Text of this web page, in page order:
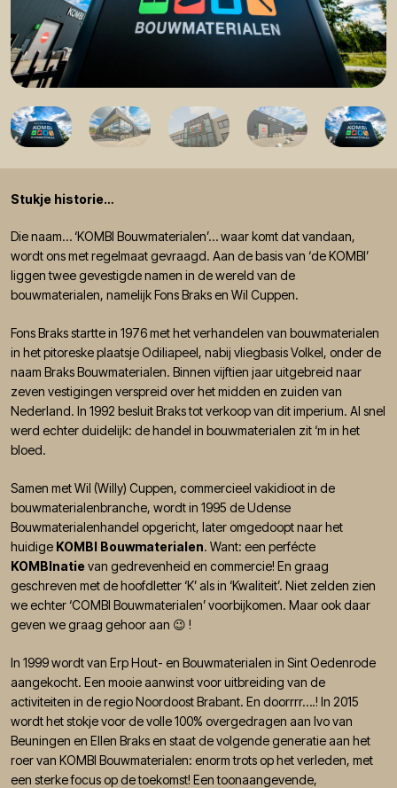
Stukje historie…
Die naam… ‘KOMBI Bouwmaterialen’… waar komt dat vandaan,
wordt ons met regelmaat gevraagd. Aan de basis van ‘de KOMBI’
liggen twee gevestigde namen in de wereld van de
bouwmaterialen, namelijk Fons Braks en Wil Cuppen.
Fons Braks startte in 1976 met het verhandelen van bouwmaterialen
in het pitoreske plaatsje Odiliapeel, nabij vliegbasis Volkel, onder de
naam Braks Bouwmaterialen. Binnen vijftien jaar uitgebreid naar
zeven vestigingen verspreid over het midden en zuiden van
Nederland. In 1992 besluit Braks tot verkoop van dit imperium. Al snel
werd echter duidelijk: de handel in bouwmaterialen zit ‘m in het
bloed.
Samen met Wil (Willy) Cuppen, commercieel vakidioot in de
bouwmaterialenbranche, wordt in 1995 de Udense
Bouwmaterialenhandel opgericht, later omgedoopt naar het
huidige KOMBI Bouwmaterialen. Want: een perfécte
KOMBInatie van gedrevenheid en commercie! En graag
geschreven met de hoofdletter ‘K’ als in ‘Kwaliteit’. Niet zelden zien
we echter ‘COMBI Bouwmaterialen’ voorbijkomen. Maar ook daar
geven we graag gehoor aan 😉 !
In 1999 wordt van Erp Hout- en Bouwmaterialen in Sint Oedenrode
aangekocht. Een mooie aanwinst voor uitbreiding van de
activiteiten in de regio Noordoost Brabant. En doorrrr….! In 2015
wordt het stokje voor de volle 100% overgedragen aan Ivo van
Beuningen en Ellen Braks en staat de volgende generatie aan het
roer van KOMBI Bouwmaterialen: enorm trots op het verleden, met
een sterke focus op de toekomst! Een toonaangevende,